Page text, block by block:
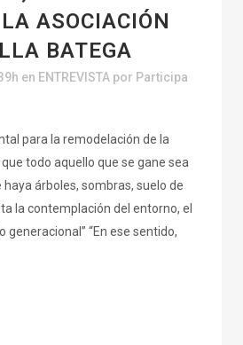
ASOCIACIÓN
BATEGA
en ENTREVISTA por Participa
para la remodelación de la
todo aquello que se gane sea
árboles, sombras, suelo de
la contemplación del entorno, el
generacional” “En ese sentido,